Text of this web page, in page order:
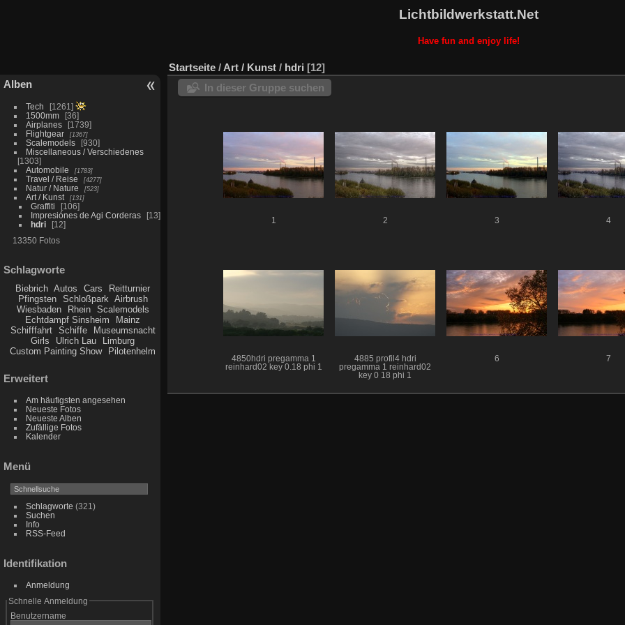
Lichtbildwerkstatt.Net
Have fun and enjoy life!
Alben
Tech
1261
1500mm
36
Airplanes
1739
Flightgear
1367
Scalemodels
930
Miscellaneous / Verschiedenes
1303
Automobile
1783
Travel / Reise 4277
Natur / Nature 523
Art / Kunst 131
Graffiti
106
Impresiónes de Agi Corderas
13
hdri
12
13350 Fotos
Schlagworte
Biebrich Autos Cars
Reitturnier
Pfingsten
Schloßpark Airbrush
Wiesbaden
Rhein
Scalemodels
Echtdampf Sinsheim
Mainz
Schifffahrt
Schiffe
Museumsnacht
Girls
Ulrich Lau
Limburg
Custom Painting Show
Pilotenhelm
Erweitert
Am häufigsten angesehen
Neueste Fotos
Neueste Alben
Zufällige Fotos
Kalender
Menü
Schlagworte (321)
Suchen
Info
RSS-Feed
Identifikation
Anmeldung
Schnelle Anmeldung
Benutzername
Startseite / Art / Kunst / hdri
12
In dieser Gruppe suchen
1 2 3 4
4850hdri pregamma 1
reinhard02 key 0.18 phi 1
4885 profil4 hdri
pregamma 1 reinhard02
key 0 18 phi 1
6 7